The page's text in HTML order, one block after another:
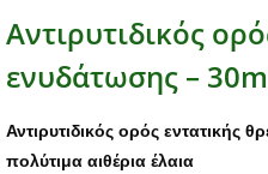
Αντιρυτιδικός
ενυδάτωσης –
Αντιρυτιδικός ορός εντατικής
πολύτιμα αιθέρια έλαια